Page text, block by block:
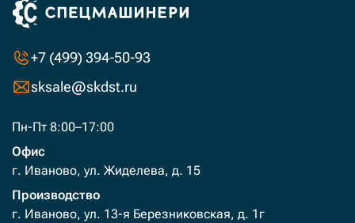
+7 (499) 394-50-93
sksale@skdst.ru
Пн-Пт 8:00–17:00
Офис
г. Иваново, ул. Жиделева, д. 15
Производство
г. Иваново, ул. 13-я Березниковская, д. 1г